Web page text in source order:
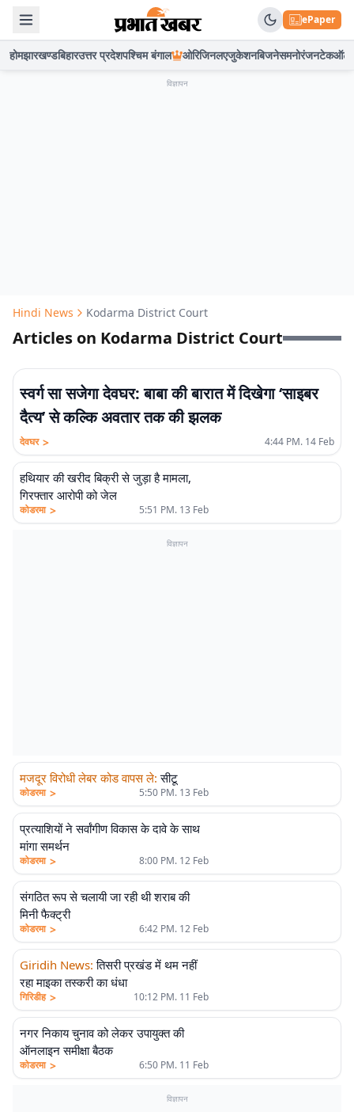
ePaper
होमझारखण्डबिहारउत्तर प्रदेशपश्चिम बंगाल ओरिजिनलएजुकेशनबिजनेसमनोरंजनटेकऑटो
विज्ञापन
Hindi News Kodarma District Court
Articles on Kodarma District Court
स्वर्ग सा सजेगा देवघर: बाबा की बारात में दिखेगा ‘साइबर
दैत्य’ से कल्कि अवतार तक की झलक
देवघर > 4:44 PM. 14 Feb
हथियार की खरीद बिक्री से जुड़ा है मामला,
गिरफ्तार आरोपी को जेल
कोडरमा > 5:51 PM. 13 Feb
विज्ञापन
मजदूर विरोधी लेबर कोड वापस ले: सीटू
कोडरमा > 5:50 PM. 13 Feb
प्रत्याशियों ने सर्वांगीण विकास के दावे के साथ
मांगा समर्थन
कोडरमा > 8:00 PM. 12 Feb
संगठित रूप से चलायी जा रही थी शराब की
मिनी फैक्ट्री
कोडरमा > 6:42 PM. 12 Feb
Giridih News: तिसरी प्रखंड में थम नहीं
रहा माइका तस्करी का धंधा
गिरिडीह > 10:12 PM. 11 Feb
नगर निकाय चुनाव को लेकर उपायुक्त की
ऑनलाइन समीक्षा बैठक
कोडरमा > 6:50 PM. 11 Feb
विज्ञापन